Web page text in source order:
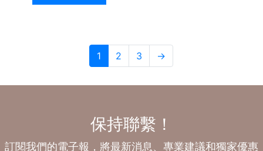
1 2 3 →
保持聯繫！
訂閱我們的電子報，將最新消息、專業建議和獨家優惠